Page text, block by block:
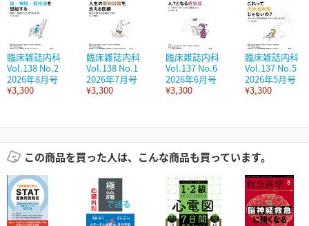
臨床雑誌内科
Vol.138 No.2
2026年8月号
¥3,300
臨床雑誌内科
Vol.138 No.1
2026年7月号
¥3,300
臨床雑誌内科
Vol.137 No.6
2026年6月号
¥3,300
臨床雑誌内科
Vol.137 No.5
2026年5月号
¥3,300
この商品を買った人は、こんな商品も買っています。